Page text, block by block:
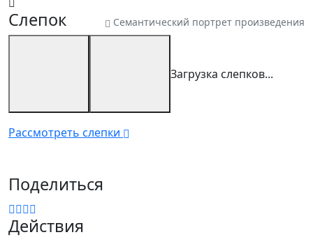
Слепок Семантический портрет произведения
Загрузка слепков...
Рассмотреть слепки
Поделиться
Действия